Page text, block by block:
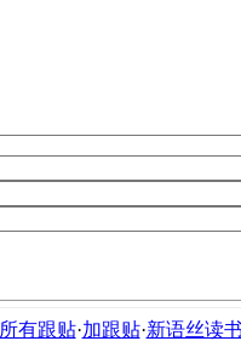
所有跟贴·加跟贴·新语丝读